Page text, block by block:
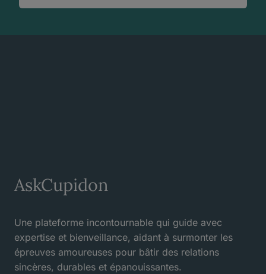
AskCupidon
Une plateforme incontournable qui guide avec
expertise et bienveillance, aidant à surmonter les
épreuves amoureuses pour bâtir des relations
sincères, durables et épanouissantes.